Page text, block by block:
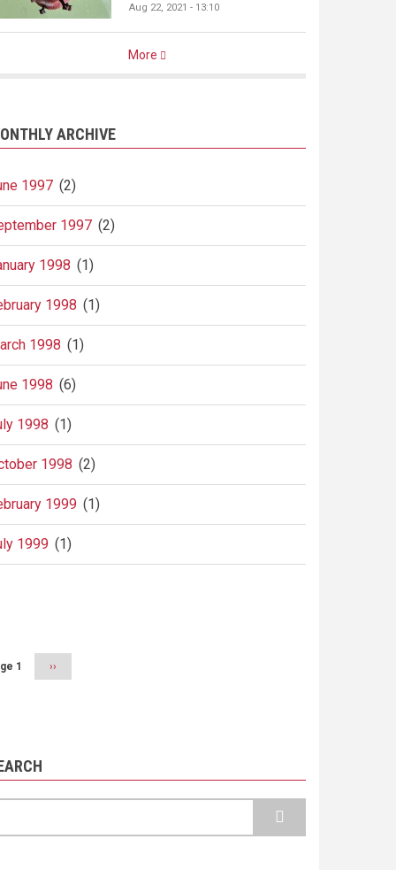
Aug 22, 2021 - 13:10
More
ARCHIVE
1997 (2)
1997 (2)
1998 (1)
1998 (1)
1998 (1)
1998 (6)
1998 (1)
1998 (2)
1999 (1)
1999 (1)
1
Next
page
››